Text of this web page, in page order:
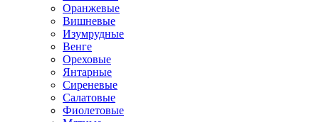
Оранжевые
Вишневые
Изумрудные
Венге
Ореховые
Янтарные
Сиреневые
Салатовые
Фиолетовые